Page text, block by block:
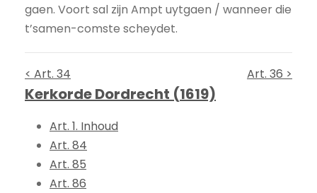
gaen. Voort sal zijn Ampt uytgaen / wanneer die
t’samen-comste scheydet.
< Art. 34 Art. 36 >
Kerkorde Dordrecht (1619)
Art. 1. Inhoud
Art. 84
Art. 85
Art. 86